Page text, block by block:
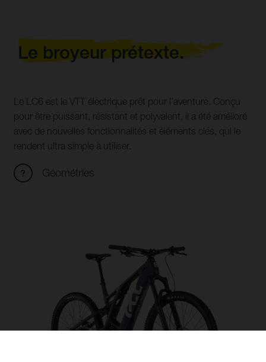
Le broyeur prétexte.
Le LC6 est le VTT électrique prêt pour l’aventure. Conçu
pour être puissant, résistant et polyvalent, il a été amélioré
avec de nouvelles fonctionnalités et éléments clés, qui le
rendent ultra simple à utiliser.
Géométries